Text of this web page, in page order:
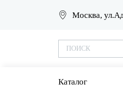
Москва,
Каталог